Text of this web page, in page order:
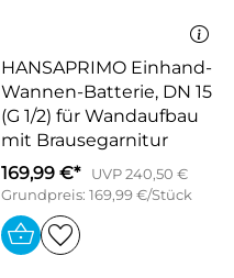
HANSAPRIMO Einhand-
Wannen-Batterie, DN 15
(G 1/2) für Wandaufbau
mit Brausegarnitur
169,99 €*
UVP 240,50 €
Grundpreis: 169,99 €/Stück